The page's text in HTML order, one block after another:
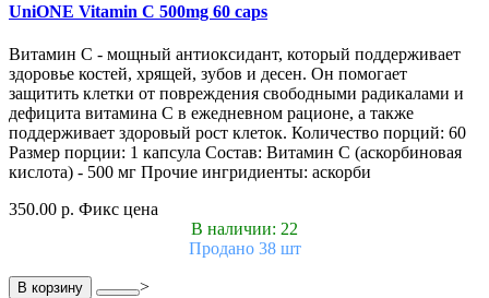
UniONE Vitamin С 500mg 60 caps
Витамин С - мощный антиоксидант, который поддерживает
здоровье костей, хрящей, зубов и десен. Он помогает
защитить клетки от повреждения свободными радикалами и
дефицита витамина С в ежедневном рационе, а также
поддерживает здоровый рост клеток. Количество порций: 60
Размер порции: 1 капсула Состав: Витамин С (аскорбиновая
кислота) - 500 мг Прочие ингридиенты: аскорби
350.00 р. Фикс цена
В наличии: 22
Продано 38 шт
В корзину >